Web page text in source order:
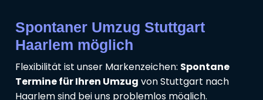
Spontaner Umzug Stuttgart
Haarlem möglich
Flexibilität ist unser Markenzeichen: Spontane
Termine für Ihren Umzug von Stuttgart nach
Haarlem sind bei uns problemlos möglich.